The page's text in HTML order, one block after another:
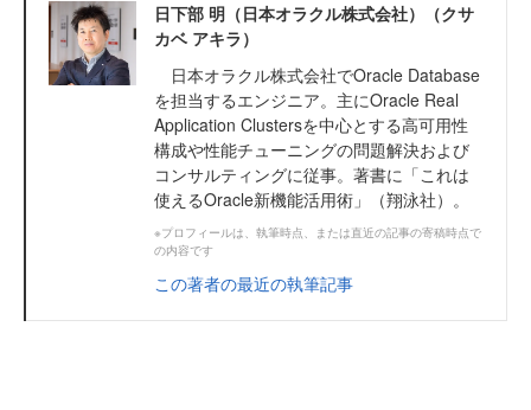
日下部 明（日本オラクル株式会社）（クサ
カベ アキラ）
日本オラクル株式会社でOracle Database
を担当するエンジニア。主にOracle Real
Application Clustersを中心とする高可用性
構成や性能チューニングの問題解決および
コンサルティングに従事。著書に「これは
使えるOracle新機能活用術」（翔泳社）。
※プロフィールは、執筆時点、または直近の記事の寄稿時点で
の内容です
この著者の最近の執筆記事